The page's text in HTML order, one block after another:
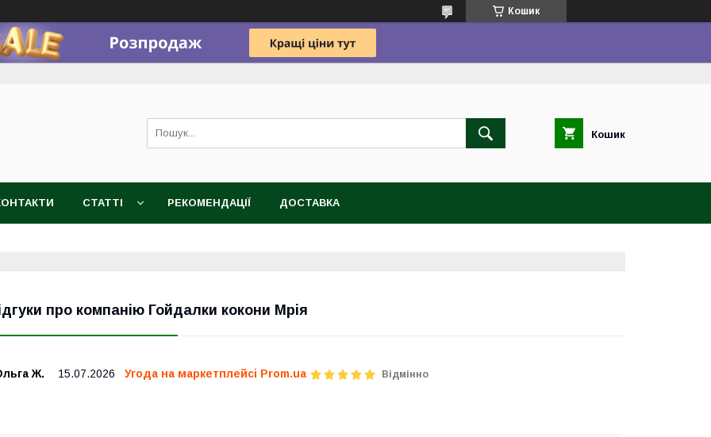
Кошик
Кошик
СТАТТІ РЕКОМЕНДАЦІЇ ДОСТАВКА
про компанію Гойдалки кокони Мрія
Ж. 15.07.2026 Угода на маркетплейсі Prom.ua Відмінно